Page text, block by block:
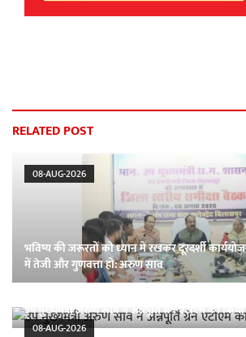
RELATED POST
08-AUG-2026
भविष्य की जरूरतों को ध्यान में रखकर दूरदर्शी
में तेजी और गुणवत्ता हो: अरुण साव
08-AUG-2026
उप मुख्यमंत्री अरुण साव ने अन्नपूर्ति ग्रेन एटीएम का